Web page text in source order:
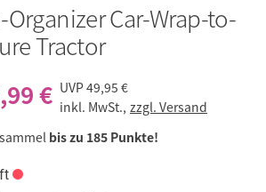
Car-Wrap-to-
Tractor
€ UVP49,95 €
inkl. MwSt., zzgl. Versand
bis zu 185 Punkte!